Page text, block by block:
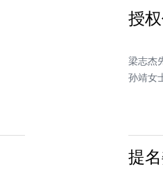
授
梁志杰
孙靖女
提